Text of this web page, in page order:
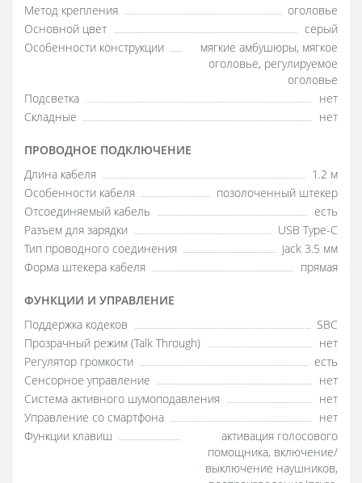
Метод крепления
оголовье
Основной цвет
серый
Особенности конструкции
мягкие амбушюры, мягкое
оголовье, регулируемое
оголовье
Подсветка
нет
Складные
нет
ПРОВОДНОЕ ПОДКЛЮЧЕНИЕ
Длина кабеля
1.2 м
Особенности кабеля
позолоченный штекер
Отсоединяемый кабель
есть
Разъем для зарядки
USB Type-C
Тип проводного соединения
jack 3.5 мм
Форма штекера кабеля
прямая
ФУНКЦИИ И УПРАВЛЕНИЕ
Поддержка кодеков
SBC
Прозрачный режим (Talk Through)
нет
Регулятор громкости
есть
Сенсорное управление
нет
Система активного шумоподавления
нет
Управление со смартфона
нет
Функции клавиш
активация голосового
помощника, включение/
выключение наушников,